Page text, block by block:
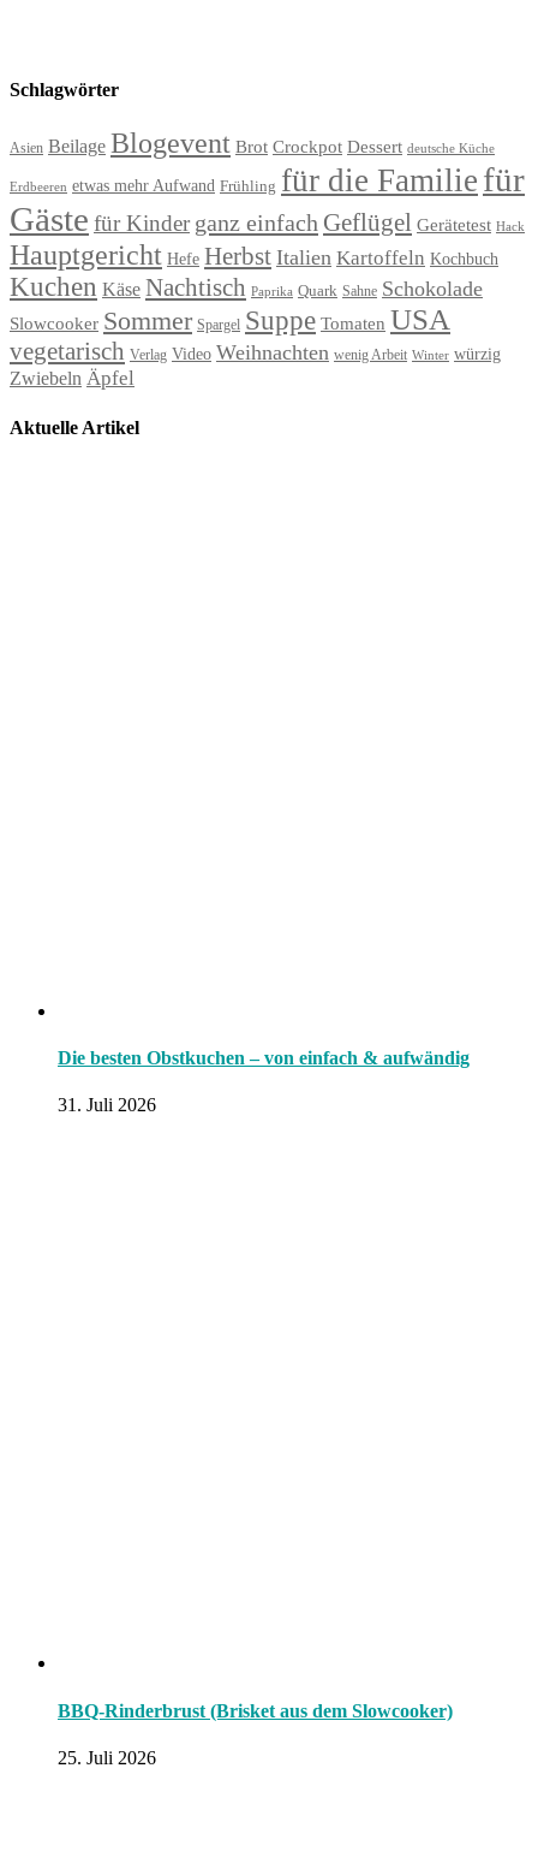
Schlagwörter
Asien Beilage Blogevent Brot Crockpot Dessert deutsche Küche
Erdbeeren etwas mehr Aufwand Frühling für die Familie für
Gäste für Kinder ganz einfach Geflügel Gerätetest Hack
Hauptgericht Hefe Herbst Italien Kartoffeln Kochbuch
Kuchen Käse Nachtisch Paprika Quark Sahne Schokolade
Slowcooker Sommer Spargel Suppe Tomaten USA
vegetarisch Verlag Video Weihnachten wenig Arbeit Winter würzig
Zwiebeln Äpfel
Aktuelle Artikel
Die besten Obstkuchen – von einfach & aufwändig
31. Juli 2026
BBQ-Rinderbrust (Brisket aus dem Slowcooker)
25. Juli 2026